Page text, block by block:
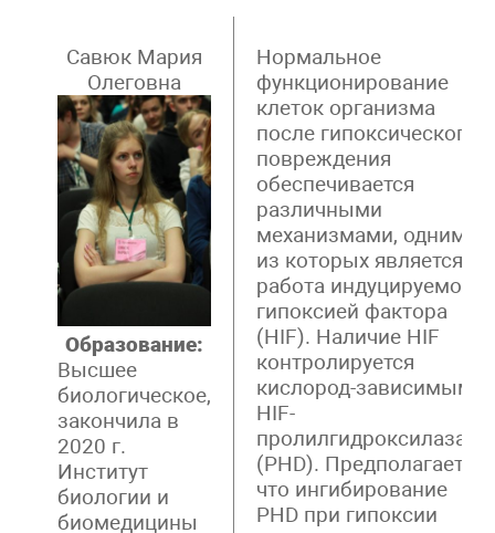
Савюк Мария
Олеговна
Образование:
Высшее
биологическое,
закончила в
2020 г.
Институт
биологии и
биомедицины
Нормальное
функционирование
клеток организма
после гипоксического
повреждения
обеспечивается
различными
механизмами, одним
из которых является
работа индуцируемого
гипоксией фактора
(HIF). Наличие HIF
контролируется
кислород-зависимыми
HIF-
пролилгидроксилазами
(PHD). Предполагается,
что ингибирование
PHD при гипоксии